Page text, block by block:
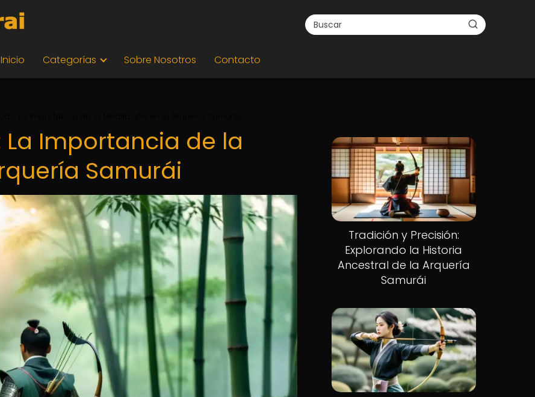
Inicio Categorías Sobre Nosotros Contacto
La Importancia de la
Samurái
Tradición y Precisión:
Explorando la Historia
Ancestral de la Arquería
Samurái